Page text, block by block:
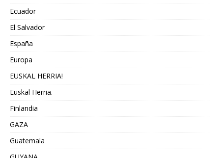
Ecuador
El Salvador
España
Europa
EUSKAL HERRIA!
Euskal Herria.
Finlandia
GAZA
Guatemala